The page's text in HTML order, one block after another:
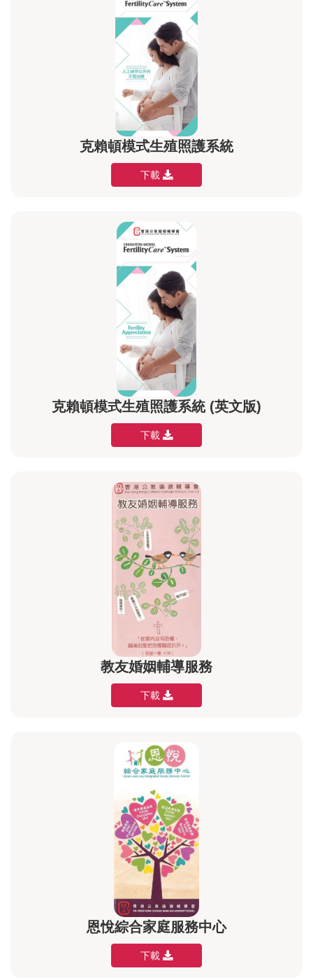
克賴頓模式生殖照護系統
下載
克賴頓模式生殖照護系統 (英文版)
下載
教友婚姻輔導服務
下載
恩悅綜合家庭服務中心
下載